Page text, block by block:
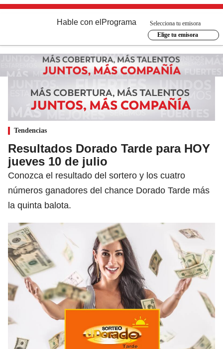
Hable con el Programa
Selecciona tu emisora
Elige tu emisora
Tendencias
Resultados Dorado Tarde para HOY
jueves 10 de julio
Conozca el resultado del sortero y los cuatro
números ganadores del chance Dorado Tarde más
la quinta balota.